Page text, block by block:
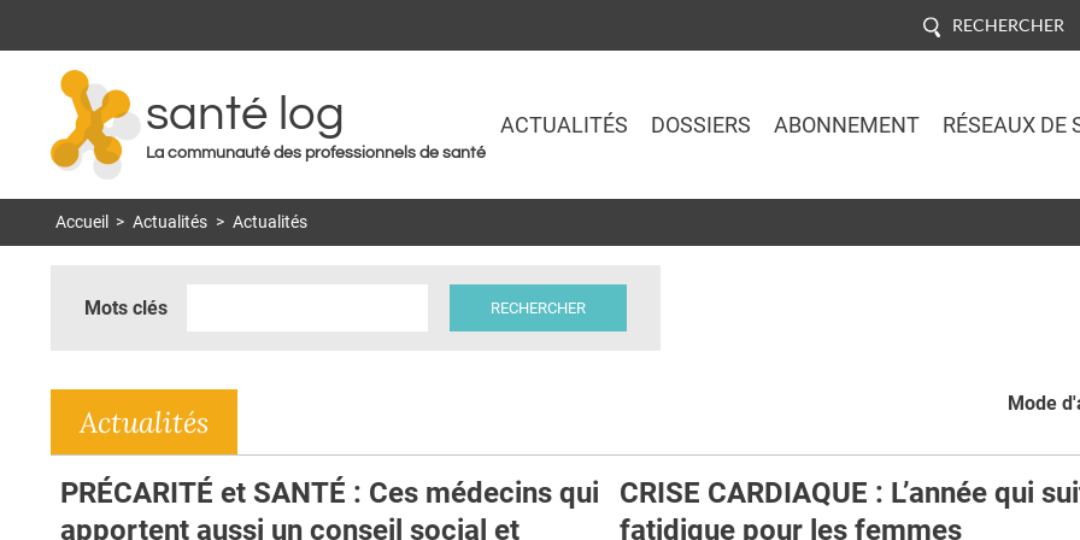
RECHERCHER
santé log
La communauté des professionnels de santé
ACTUALITÉS DOSSIERS ABONNEMENT RÉSEAUX DE
Accueil > Actualités > Actualités
Mots clés
Mode
Actualités
PRÉCARITÉ et SANTÉ : Ces médecins qui
apportent aussi un conseil social et
CRISE CARDIAQUE : L’année qui
fatidique pour les femmes